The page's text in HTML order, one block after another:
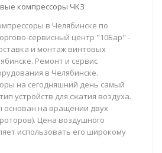
компрессоры ЧКЗ
в Челябинске по
сервисный центр "10Бар" -
и монтаж винтовых
Ремонт и сервис
в Челябинске.
на сегодняшний день самый
устройств для сжатия воздуха.
основан на вращении двух
Цена воздушного
использовать его широкому